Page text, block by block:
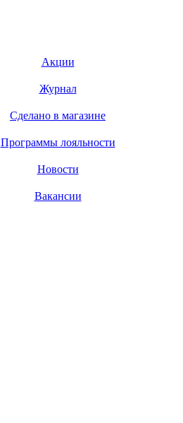
Акции
Журнал
Сделано в магазине
Программы лояльности
Новости
Вакансии